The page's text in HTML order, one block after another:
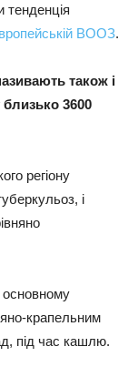
тенденція
ВООЗ.
також і
3600
регіону
і
основному
крапельним
під час кашлю.